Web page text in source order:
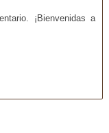
¡Bienvenidas a